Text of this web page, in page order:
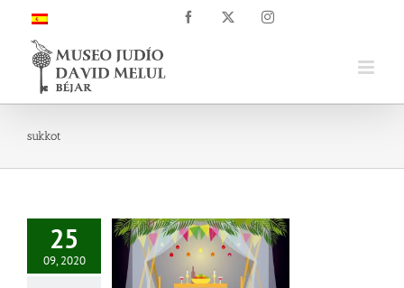
contenido
Facebook Instagram
sukkot
25
09, 2020